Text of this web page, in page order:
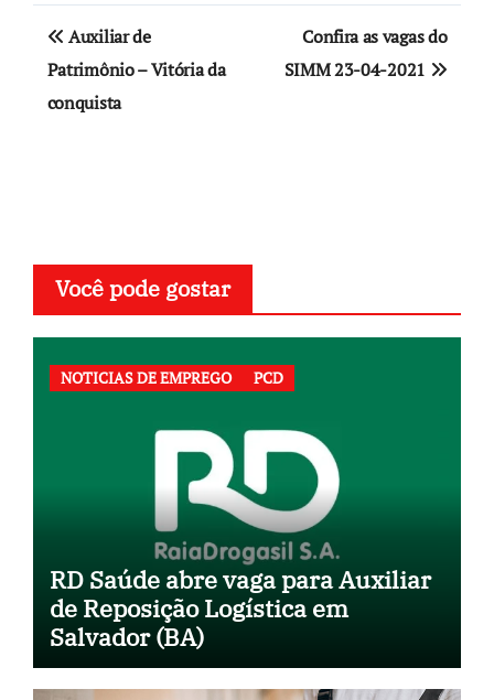
Navegação
de
Post
Auxiliar de
Patrimônio – Vitória da
conquista
Confira as vagas do
SIMM 23-04-2021
Você pode gostar
NOTICIAS DE EMPREGO PCD
RD Saúde abre vaga para Auxiliar
de Reposição Logística em
Salvador (BA)